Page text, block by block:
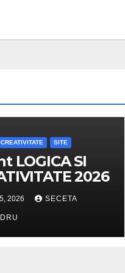
SITE
LOGICA SI
2026
2026 SECETA